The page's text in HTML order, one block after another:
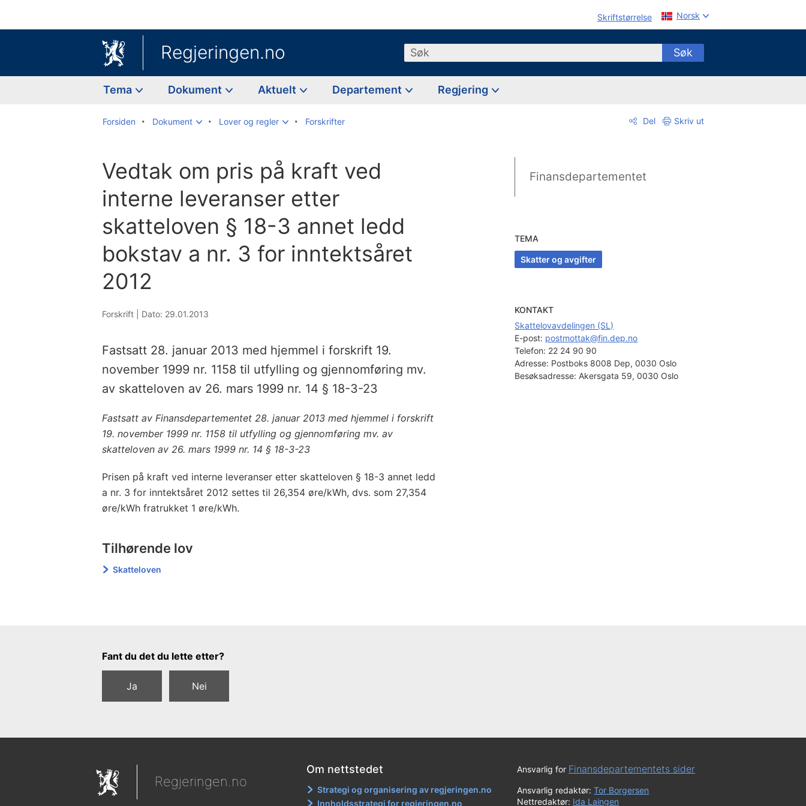
Skriftstørrelse Norsk
Regjeringen.no Søk Søk
Tema Dokument Aktuelt Departement Regjering
Forsiden Dokument Lover og regler Forskrifter Del Skriv ut
Vedtak om pris på kraft ved
interne leveranser etter
skatteloven § 18-3 annet ledd
bokstav a nr. 3 for inntektsåret
2012
Forskrift | Dato: 29.01.2013
Fastsatt 28. januar 2013 med hjemmel i forskrift 19.
november 1999 nr. 1158 til utfylling og gjennomføring mv.
av skatteloven av 26. mars 1999 nr. 14 § 18-3-23
Fastsatt av Finansdepartementet 28. januar 2013 med hjemmel i forskrift
19. november 1999 nr. 1158 til utfylling og gjennomføring mv. av
skatteloven av 26. mars 1999 nr. 14 § 18-3-23
Prisen på kraft ved interne leveranser etter skatteloven § 18-3 annet ledd
a nr. 3 for inntektsåret 2012 settes til 26,354 øre/kWh, dvs. som 27,354
øre/kWh fratrukket 1 øre/kWh.
Tilhørende lov
Skatteloven
Finansdepartementet
TEMA
Skatter og avgifter
KONTAKT
Skattelovavdelingen (SL)
E-post: postmottak@fin.dep.no
Telefon: 22 24 90 90
Adresse: Postboks 8008 Dep, 0030 Oslo
Besøksadresse: Akersgata 59, 0030 Oslo
Tilbakemeldingsskjema
Fant du det du lette etter?
Ja Nei
Regjeringen.no
Om nettstedet
Strategi og organisering av regjeringen.no
Innholdsstrategi for regjeringen.no
Ansvarlig for Finansdepartementets sider
Ansvarlig redaktør:Tor Borgersen
Nettredaktør: Ida Laingen